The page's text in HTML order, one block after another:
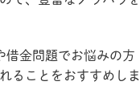
借金問題でお悩みの方
ることをおすすめしま